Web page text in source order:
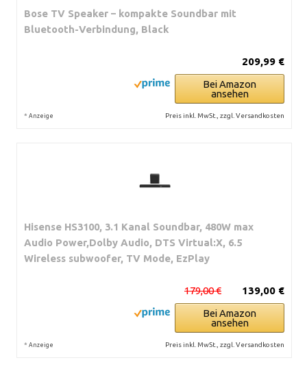
Bose TV Speaker – kompakte Soundbar mit
Bluetooth-Verbindung, Black
209,99 €
Bei Amazon
ansehen
* Anzeige Preis inkl. MwSt., zzgl. Versandkosten
Hisense HS3100, 3.1 Kanal Soundbar, 480W max
Audio Power,Dolby Audio, DTS Virtual:X, 6.5
Wireless subwoofer, TV Mode, EzPlay
139,00 €
179,00 €
Bei Amazon
ansehen
* Anzeige Preis inkl. MwSt., zzgl. Versandkosten